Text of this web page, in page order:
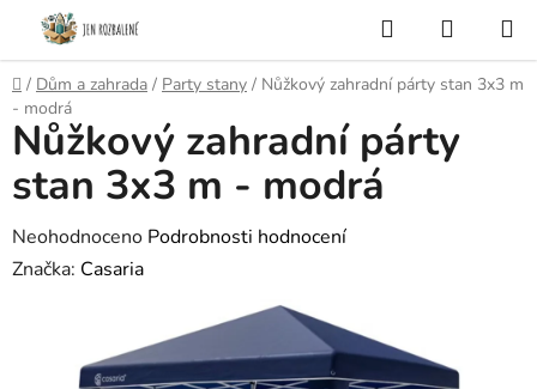
Přejít
obsah
Hledat
KOŠÍK
Domů
/ Dům a zahrada / Party stany / Nůžkový zahradní párty stan 3x3 m
- modrá
P
o
s
t
r
Nůžkový zahradní párty
stan 3x3 m - modrá
Průměrné
hodnocení
Neohodnoceno Podrobnosti hodnocení
Značka: Casaria